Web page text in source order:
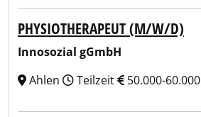
PHYSIOTHERAPEUT (M/W/D)
Innosozial gGmbH
Ahlen
Teilzeit 50.000-60.000